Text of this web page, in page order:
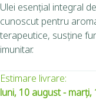
Ulei esențial integral
cunoscut pentru
terapeutice, susține
imunitar.
Estimare livrare:
luni, 10 august - marți,